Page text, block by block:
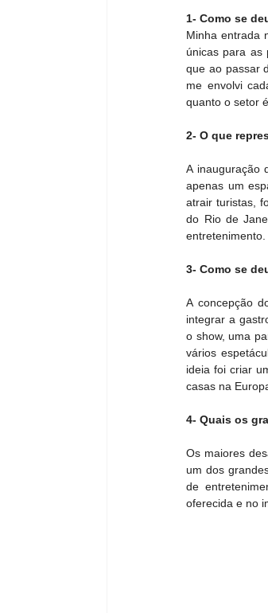
1- Como se
Minha entrada
únicas para as
que ao passar
me envolvi
quanto o setor
2- O que
A inauguração
apenas um
atrair turistas,
do Rio de
entretenimento.
3- Como se
A concepção
integrar a
o show, uma
vários
ideia foi criar
casas na
4- Quais os
Os maiores
um dos
de
oferecida e no